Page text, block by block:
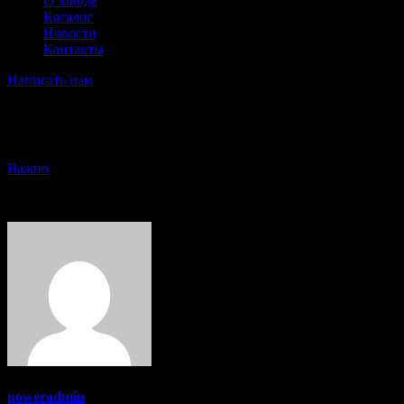
Каталог
Новости
Контакты
Написать нам
Важно
poweradmin